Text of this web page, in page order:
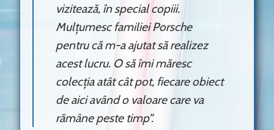
vizitează, în special copiii.
Mulțumesc familiei Porsche
pentru că m-a ajutat să realizez
acest lucru. O să îmi măresc
colecția atât cât pot, fiecare obiect
de aici având o valoare care va
rămâne peste timp”.